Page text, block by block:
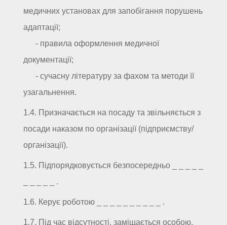
медичних установах для запобігання порушень
адаптації;
- правила оформлення медичної
документації;
- сучасну літературу за фахом та методи її
узагальнення.
1.4. Призначається на посаду та звільняється з
посади наказом по організації (підприємству/
організації).
1.5. Підпорядковується безпосередньо _ _ _ _ _
_ _ _ _ _ .
1.6. Керує роботою _ _ _ _ _ _ _ _ _ _ .
1.7. Під час відсутності, заміщається особою,